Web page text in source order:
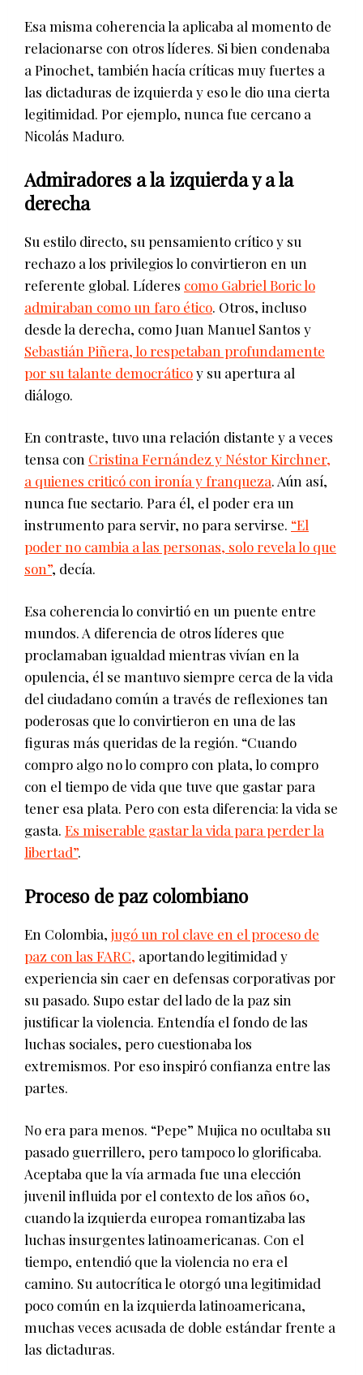
Esa misma coherencia la aplicaba al momento de
relacionarse con otros líderes. Si bien condenaba
a Pinochet, también hacía críticas muy fuertes a
las dictaduras de izquierda y eso le dio una cierta
legitimidad. Por ejemplo, nunca fue cercano a
Nicolás Maduro.
Admiradores a la izquierda y a la
derecha
Su estilo directo, su pensamiento crítico y su
rechazo a los privilegios lo convirtieron en un
referente global. Líderes como Gabriel Boric lo
admiraban como un faro ético. Otros, incluso
desde la derecha, como Juan Manuel Santos y
Sebastián Piñera, lo respetaban profundamente
por su talante democráticoy su apertura al
diálogo.
En contraste, tuvo una relación distante y a veces
tensa con Cristina Fernández y Néstor Kirchner,
a quienes criticó con ironía y franqueza. Aún así,
nunca fue sectario. Para él, el poder era un
instrumento para servir, no para servirse. “El
poder no cambia a las personas, solo revela lo que
son”, decía.
Esa coherencia lo convirtió en un puente entre
mundos. A diferencia de otros líderes que
proclamaban igualdad mientras vivían en la
opulencia, él se mantuvo siempre cerca de la vida
del ciudadano común a través de reflexiones tan
poderosas que lo convirtieron en una de las
figuras más queridas de la región. “Cuando
compro algo no lo compro con plata, lo compro
con el tiempo de vida que tuve que gastar para
tener esa plata. Pero con esta diferencia: la vida se
gasta. Es miserable gastar la vida para perder la
libertad”.
Proceso de paz colombiano
En Colombia, jugó un rol clave en el proceso de
paz con las FARC, aportando legitimidad y
experiencia sin caer en defensas corporativas por
su pasado. Supo estar del lado de la paz sin
justificar la violencia. Entendía el fondo de las
luchas sociales, pero cuestionaba los
extremismos. Por eso inspiró confianza entre las
partes.
No era para menos. “Pepe” Mujica no ocultaba su
pasado guerrillero, pero tampoco lo glorificaba.
Aceptaba que la vía armada fue una elección
juvenil influida por el contexto de los años 60,
cuando la izquierda europea romantizaba las
luchas insurgentes latinoamericanas. Con el
tiempo, entendió que la violencia no era el
camino. Su autocrítica le otorgó una legitimidad
poco común en la izquierda latinoamericana,
muchas veces acusada de doble estándar frente a
las dictaduras.